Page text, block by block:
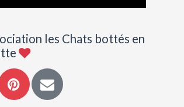
les Chats bottés en